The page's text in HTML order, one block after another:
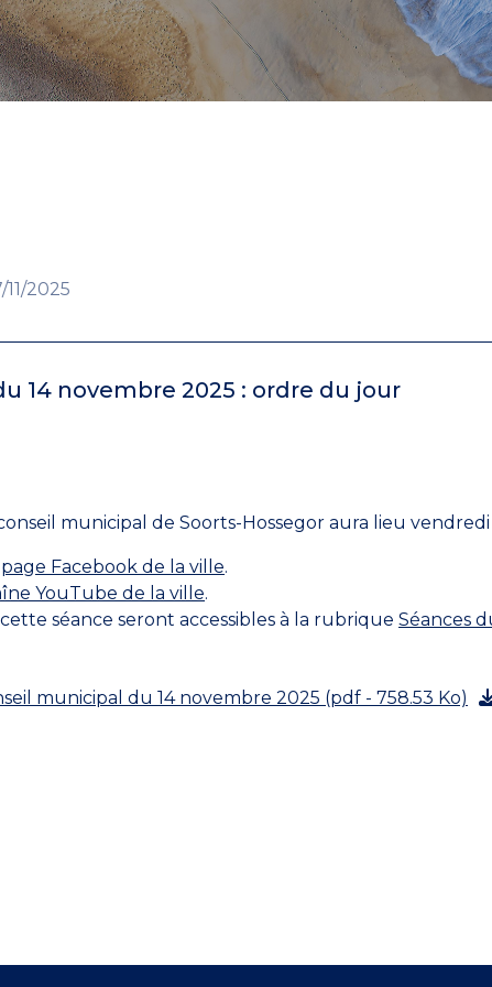
11/2025
14 novembre 2025 : ordre du jour
municipal de Soorts-Hossegor aura lieu vendredi
page Facebook de la ville.
YouTube de la ville.
séance seront accessibles à la rubriqueSéances
municipal du 14 novembre 2025 (pdf - 758.53 Ko)